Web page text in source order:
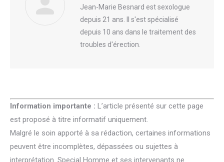
Jean-Marie Besnard est sexologue
depuis 21 ans. Il s'est spécialisé
depuis 10 ans dans le traitement des
troubles d'érection.
Information importante : L’article présenté sur cette page
est proposé à titre informatif uniquement.
Malgré le soin apporté à sa rédaction, certaines informations
peuvent être incomplètes, dépassées ou sujettes à
interprétation. Special Homme et ses intervenants ne